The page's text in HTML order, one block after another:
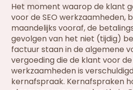
Het moment waarop de klant
voor de SEO werkzaamheden,
maandelijks vooraf, de
gevolgen van het niet (tijdig)
factuur staan in de algemene
vergoeding die de klant voor de
werkzaamheden is
kernafspraak. Kernafspraken